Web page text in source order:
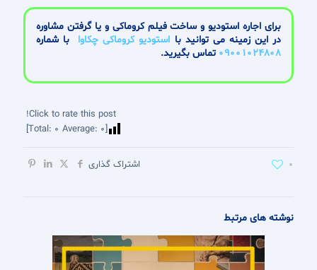
برای اجاره استودیو و ساخت فیلم کروماکی و یا گرفتن مشاوره
در این زمینه می توانید با استودیو کروماکی چکاوا با شماره
09001024808 تماس بگیرید.
Click to rate this post!
[Total:
0 Average: 0
]
اشتراک گذاری 0
نوشته های مرتبط